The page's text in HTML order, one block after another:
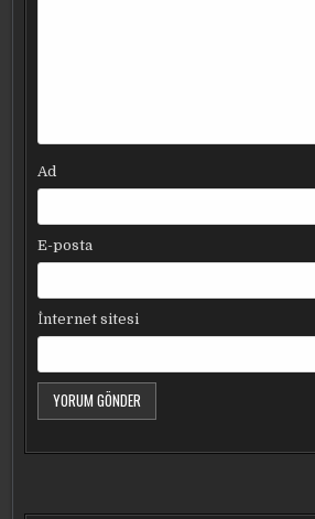
Ad
E-posta
İnternet sitesi